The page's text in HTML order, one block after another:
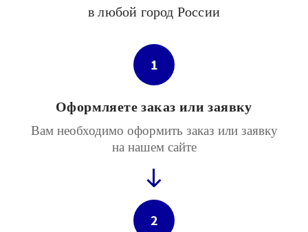
в любой город России
1
Оформляете заказ или заявку
Вам необходимо оформить заказ или заявку
на нашем сайте
2